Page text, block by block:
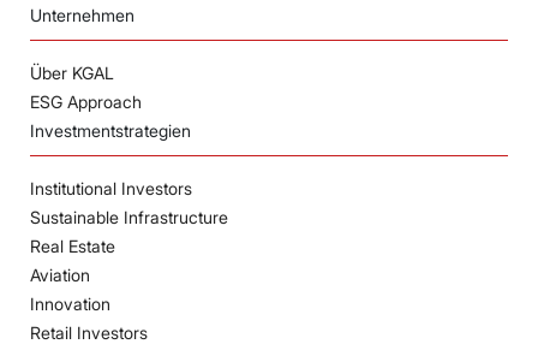
Unternehmen
Über KGAL
ESG Approach
Investmentstrategien
Institutional Investors
Sustainable Infrastructure
Real Estate
Aviation
Innovation
Retail Investors